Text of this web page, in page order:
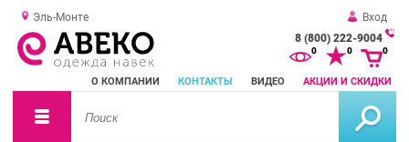
Эль-Монте
Вход
8 (800) 222-9004
О КОМПАНИИ КОНТАКТЫ ВИДЕО АКЦИИ И СКИДКИ
0 0 0